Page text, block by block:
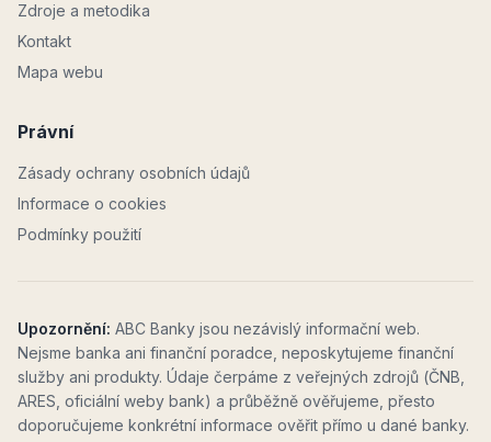
Zdroje a metodika
Kontakt
Mapa webu
Právní
Zásady ochrany osobních údajů
Informace o cookies
Podmínky použití
Upozornění: ABC Banky jsou nezávislý informační web.
Nejsme banka ani finanční poradce, neposkytujeme finanční
služby ani produkty. Údaje čerpáme z veřejných zdrojů (ČNB,
ARES, oficiální weby bank) a průběžně ověřujeme, přesto
doporučujeme konkrétní informace ověřit přímo u dané banky.